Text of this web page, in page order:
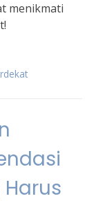
menikmati